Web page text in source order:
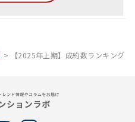
【2025年上期】成約数ランキング